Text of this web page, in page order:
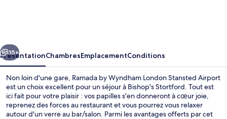
Stansted
Airport
Suivant
35+
PrésentationChambresEmplacementConditions
Non loin d'une gare, Ramada by Wyndham London Stansted Airport
est un choix excellent pour un séjour à Bishop's Stortford. Tout est
ici fait pour votre plaisir : vos papilles s'en donneront à cœur joie,
reprenez des forces au restaurant et vous pourrez vous relaxer
autour d'un verre au bar/salon. Parmi les avantages offerts par cet